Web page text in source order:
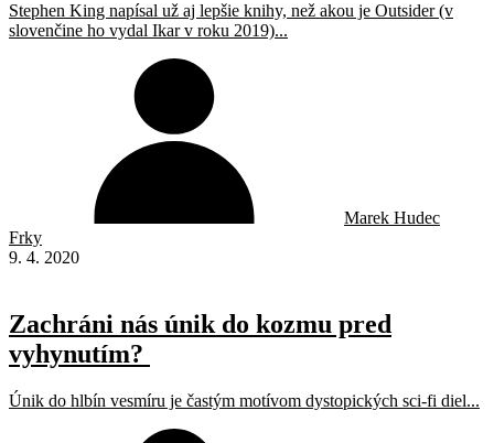
Stephen King napísal už aj lepšie knihy, než akou je Outsider (v
slovenčine ho vydal Ikar v roku 2019)...
Marek Hudec
Frky
9. 4. 2020
Zachráni nás únik do kozmu pred
vyhynutím?
Únik do hlbín vesmíru je častým motívom dystopických sci-fi diel...